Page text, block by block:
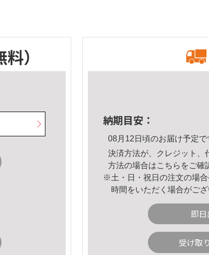
）
納期目安：
08月12日頃のお届け予定で
決済方法が、クレジット、
方法の場合はこちら をご確
※土・日・祝日の注文の場
時間をいただく場合がござ
即
受け取